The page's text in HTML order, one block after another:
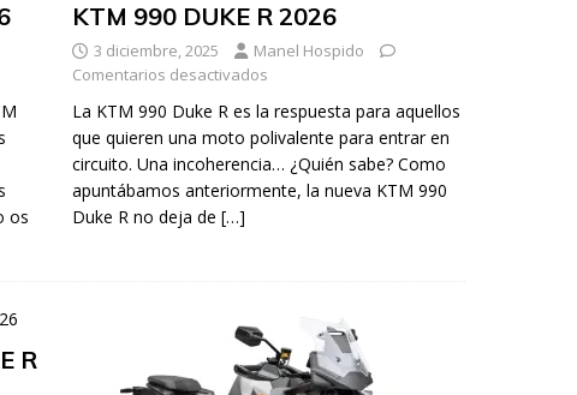
os
KTM 990 DUKE R 2026
3 diciembre, 2025
Manel Hospido
Comentarios desactivados
La KTM 990 Duke R es la respuesta para aquellos
que quieren una moto polivalente para entrar en
circuito. Una incoherencia… ¿Quién sabe? Como
apuntábamos anteriormente, la nueva KTM 990
Duke R no deja de […]
R